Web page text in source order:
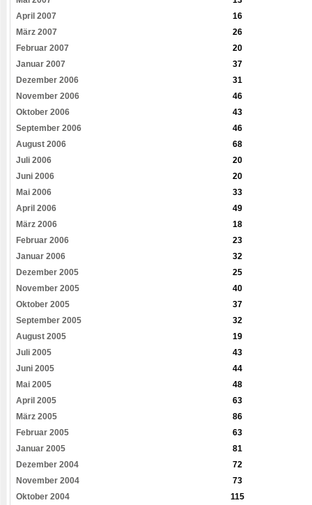
April 2007
16
März 2007
26
Februar 2007
20
Januar 2007
37
Dezember 2006
31
November 2006
46
Oktober 2006
43
September 2006
46
August 2006
68
Juli 2006
20
Juni 2006
20
Mai 2006
33
April 2006
49
März 2006
18
Februar 2006
23
Januar 2006
32
Dezember 2005
25
November 2005
40
Oktober 2005
37
September 2005
32
August 2005
19
Juli 2005
43
Juni 2005
44
Mai 2005
48
April 2005
63
März 2005
86
Februar 2005
63
Januar 2005
81
Dezember 2004
72
November 2004
73
Oktober 2004
115